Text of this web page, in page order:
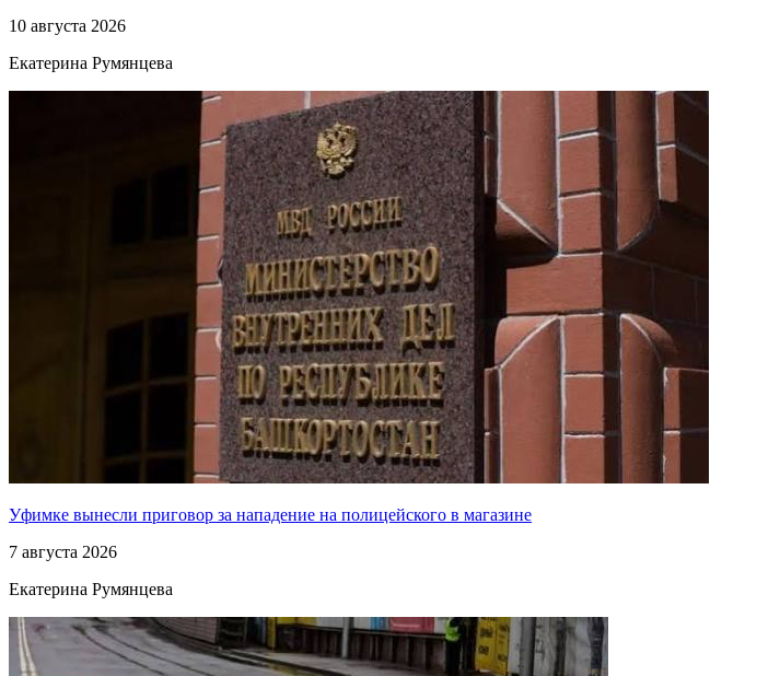
10 августа 2026
Екатерина Румянцева
Уфимке вынесли приговор за нападение на полицейского в магазине
7 августа 2026
Екатерина Румянцева